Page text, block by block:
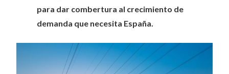
para dar combertura al crecimiento de
demanda que necesita España.